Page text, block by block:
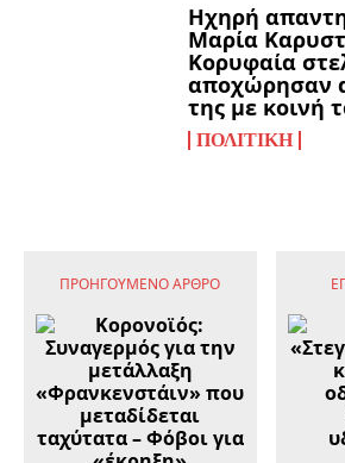
Ηχηρή
Μαρία
Κορυφαία
αποχώρησαν
της με κοινή
ΠΟΛΙΤΙΚΉ
ΠΡΟΗΓΟΎΜΕΝΟ ΆΡΘΡΟ